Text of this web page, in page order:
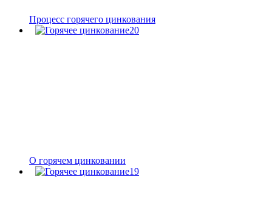
Процесс горячего цинкования
О горячем цинковании